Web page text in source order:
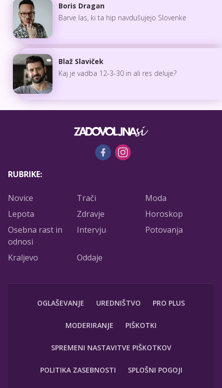
Boris Dragan
Barve las, ki ta hip navdušujejo Slovenke
Blaž Slaviček
Kaj je vadba 12-3-30 in ali res deluje?
RUBRIKE:
Novice Trači
Moda
Lepota
Zdravje
Horoskop
Osebna rast in
odnosi
Intervju Potovanja
Kraljevo Oddaje
OGLAŠEVANJE UREDNIŠTVO PRO PLUS
MODERIRANJE PIŠKOTKI
SPREMENI NASTAVITVE PIŠKOTKOV
POLITIKA ZASEBNOSTI SPLOŠNI POGOJI